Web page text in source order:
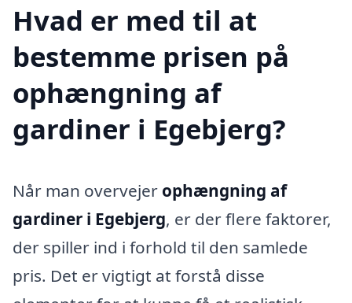
Hvad er med til at
bestemme prisen på
ophængning af
gardiner i Egebjerg?
Når man overvejer ophængning af
gardiner i Egebjerg, er der flere faktorer,
der spiller ind i forhold til den samlede
pris. Det er vigtigt at forstå disse